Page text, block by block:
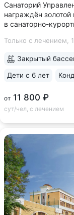
Санаторий
награждён
в санаторно-
микроклиматом на
Только с лечением,
от 11 800 ₽
сут/чел, с лечением
Закрытый
Дети с 6 лет
ещё 6